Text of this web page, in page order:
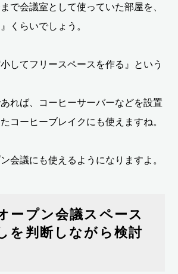
で会議室として使っていた部屋を、
くらいでしょう。
してフリースペースを作る』という
れば、コーヒーサーバーなどを設置
コーヒーブレイクにも使えますね。
会議にも使えるようになりますよ。
ープン会議スペース
を判断しながら検討